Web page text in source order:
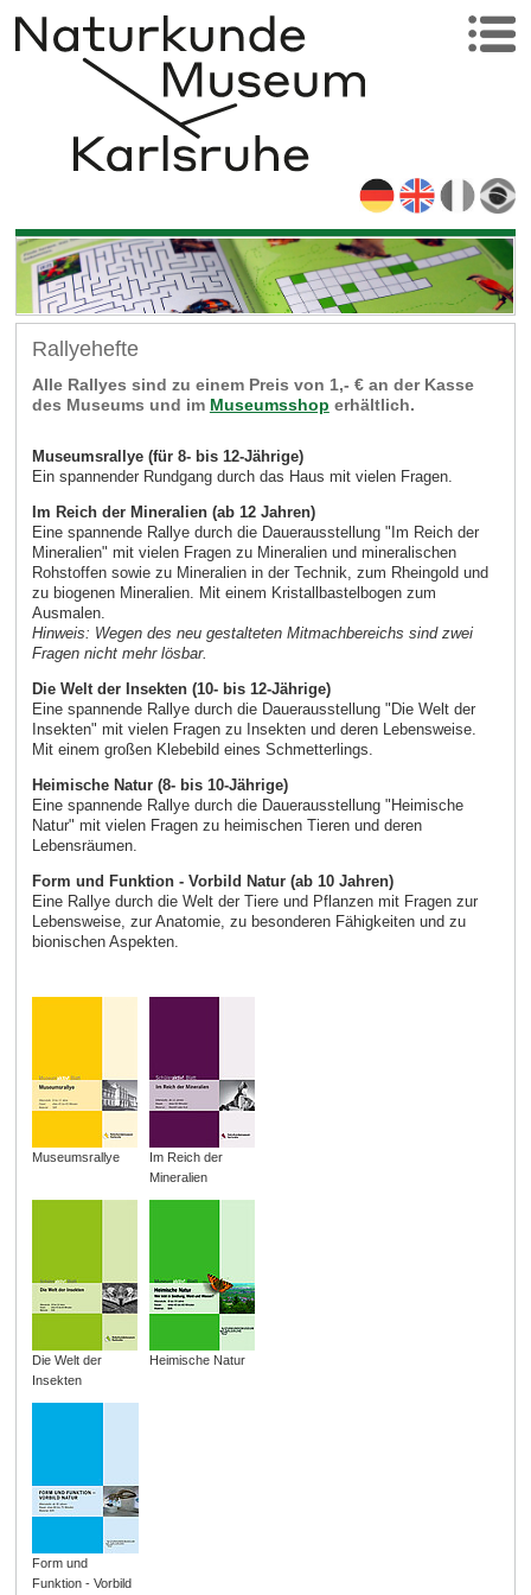
Rallyehefte
Alle Rallyes sind zu einem Preis von 1,- € an der Kasse
des Museums und im Museumsshop erhältlich.
Museumsrallye (für 8- bis 12-Jährige)
Ein spannender Rundgang durch das Haus mit vielen Fragen.
Im Reich der Mineralien (ab 12 Jahren)
Eine spannende Rallye durch die Dauerausstellung "Im Reich der
Mineralien" mit vielen Fragen zu Mineralien und mineralischen
Rohstoffen sowie zu Mineralien in der Technik, zum Rheingold und
zu biogenen Mineralien. Mit einem Kristallbastelbogen zum
Ausmalen.
Hinweis: Wegen des neu gestalteten Mitmachbereichs sind zwei
Fragen nicht mehr lösbar.
Die Welt der Insekten (10- bis 12-Jährige)
Eine spannende Rallye durch die Dauerausstellung "Die Welt der
Insekten" mit vielen Fragen zu Insekten und deren Lebensweise.
Mit einem großen Klebebild eines Schmetterlings.
Heimische Natur (8- bis 10-Jährige)
Eine spannende Rallye durch die Dauerausstellung "Heimische
Natur" mit vielen Fragen zu heimischen Tieren und deren
Lebensräumen.
Form und Funktion - Vorbild Natur (ab 10 Jahren)
Eine Rallye durch die Welt der Tiere und Pflanzen mit Fragen zur
Lebensweise, zur Anatomie, zu besonderen Fähigkeiten und zu
bionischen Aspekten.
Museumsrallye
Im Reich der
Mineralien
Die Welt der
Insekten
Heimische Natur
Form und
Funktion - Vorbild